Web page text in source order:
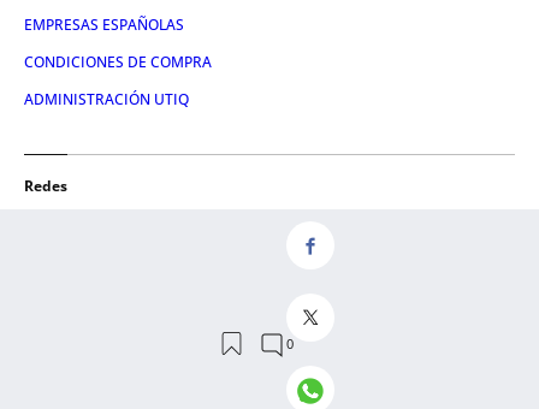
EMPRESAS ESPAÑOLAS
CONDICIONES DE COMPRA
ADMINISTRACIÓN UTIQ
Redes